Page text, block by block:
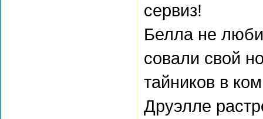
сервиз!
Белла не
совали свой
тайников в
Друэлле